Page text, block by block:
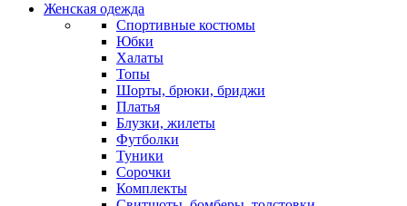
Женская одежда
Спортивные костюмы
Юбки
Халаты
Топы
Шорты, брюки, бриджи
Платья
Блузки, жилеты
Футболки
Туники
Сорочки
Комплекты